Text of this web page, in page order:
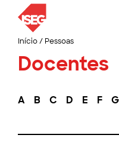
Início/ Pessoas
Docentes
A B C D E F G